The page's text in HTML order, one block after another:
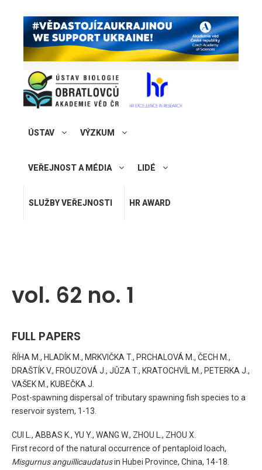
ÚSTAV VÝZKUM
VEŘEJNOST A MÉDIA LIDÉ
SLUŽBY VEŘEJNOSTI HR AWARD
vol. 62 no. 1
FULL PAPERS
ŘÍHA M., HLADÍK M., MRKVIČKA T., PRCHALOVÁ M., ČECH M.,
DRAŠTÍK V., FROUZOVÁ J., JŮZA T., KRATOCHVÍL M., PETERKA J.,
VAŠEK M., KUBEČKA J.
Post-spawning dispersal of tributary spawning fish species to a
reservoir system, 1-13.
CUI L., ABBAS K., YU Y., WANG W., ZHOU L., ZHOU X.
First record of the natural occurrence of pentaploid loach,
Misgurnus anguillicaudatusin Hubei Province, China, 14-18.